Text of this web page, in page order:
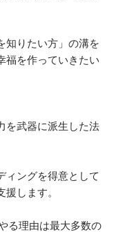
知りたい方」の溝を
福を作っていきたい
を武器に派生した法
ィングを得意として
します。
る理由は最大多数の